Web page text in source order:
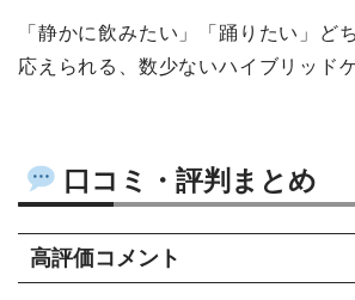
「静かに飲みたい」「踊りたい」ど
応えられる、数少ないハイブリッド
口コミ・評判まとめ
高評価コメント